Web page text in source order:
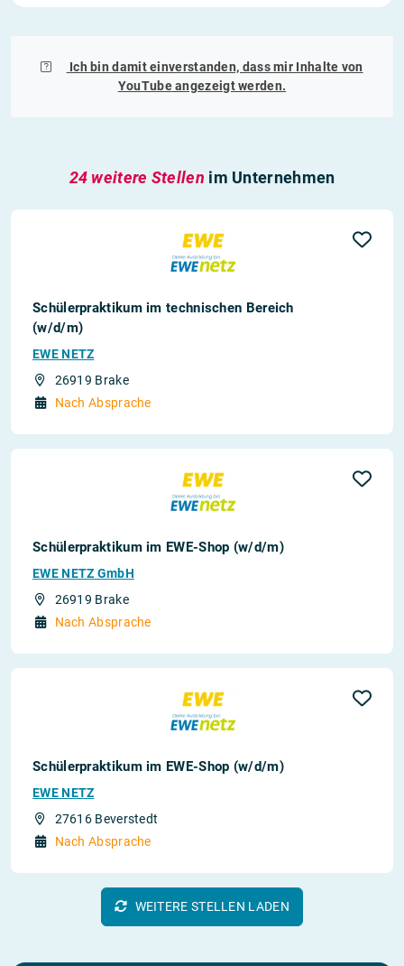
Ich bin damit einverstanden, dass mir Inhalte von
YouTubeangezeigt werden.
24 weitere Stellen im Unternehmen
Schülerpraktikum im technischen Bereich
(w/d/m)
EWE NETZ
26919 Brake
Nach Absprache
Schülerpraktikum im EWE-Shop (w/d/m)
EWE NETZ GmbH
26919 Brake
Nach Absprache
Schülerpraktikum im EWE-Shop (w/d/m)
EWE NETZ
27616 Beverstedt
Nach Absprache
WEITERE STELLEN LADEN